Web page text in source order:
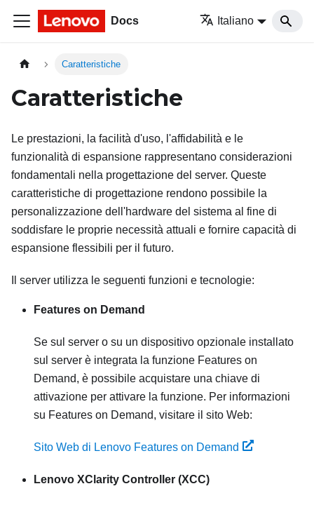
Docs Italiano
Caratteristiche
Caratteristiche
Le prestazioni, la facilità d'uso, l'affidabilità e le
funzionalità di espansione rappresentano considerazioni
fondamentali nella progettazione del server. Queste
caratteristiche di progettazione rendono possibile la
personalizzazione dell'hardware del sistema al fine di
soddisfare le proprie necessità attuali e fornire capacità di
espansione flessibili per il futuro.
Il server utilizza le seguenti funzioni e tecnologie:
Features on Demand
Se sul server o su un dispositivo opzionale installato
sul server è integrata la funzione Features on
Demand, è possibile acquistare una chiave di
attivazione per attivare la funzione. Per informazioni
su Features on Demand, visitare il sito Web:
Sito Web di Lenovo Features on Demand
Lenovo XClarity Controller (XCC)